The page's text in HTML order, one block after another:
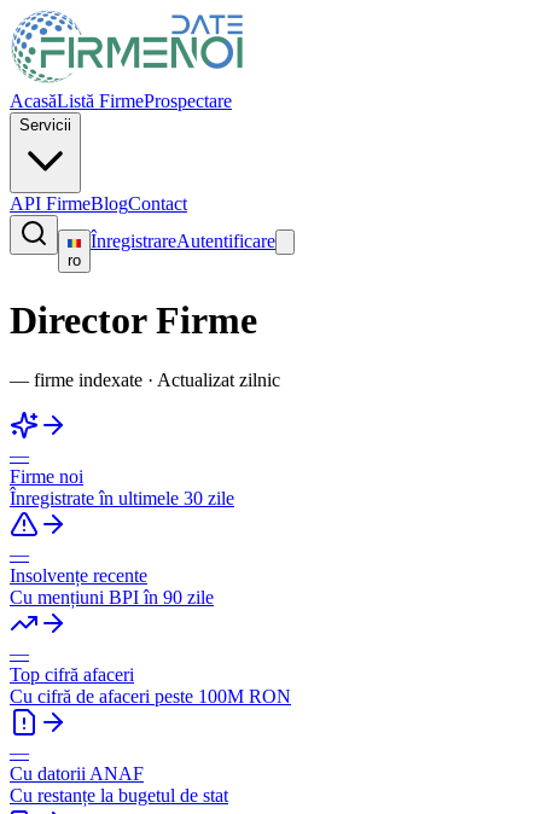
AcasăListă FirmeProspectare
Servicii
API FirmeBlogContact
ro
ÎnregistrareAutentificare
Director Firme
— firme indexate · Actualizat zilnic
—
Firme noi
Înregistrate în ultimele 30 zile
—
Insolvențe recente
Cu mențiuni BPI în 90 zile
—
Top cifră afaceri
Cu cifră de afaceri peste 100M RON
—
Cu datorii ANAF
Cu restanțe la bugetul de stat